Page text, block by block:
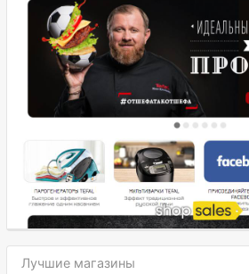
Лучшие магазины